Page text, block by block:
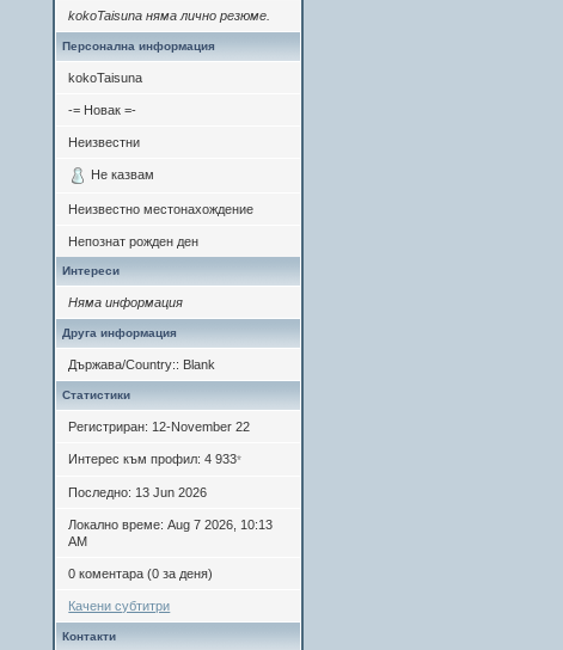
kokoTaisuna няма лично резюме.
Персонална информация
kokoTaisuna
-= Новак =-
Неизвестни
Не казвам
Неизвестно местонахождение
Непознат рожден ден
Интереси
Няма информация
Друга информация
Държава/Country:: Blank
Статистики
Регистриран: 12-November 22
Интерес към профил: 4 933*
Последно: 13 Jun 2026
Локално време: Aug 7 2026, 10:13
AM
0 коментара (0 за деня)
Качени субтитри
Контакти